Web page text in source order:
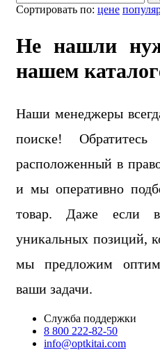
Сортировать по: цене
Не нашли
нашем
Наши менеджеры
поиске!
расположенный в
и мы оперативно
товар. Даже если
уникальных позиций,
мы предложим
ваши задачи.
Служба поддержки
8 800 222-82-50
info@optkitai.com